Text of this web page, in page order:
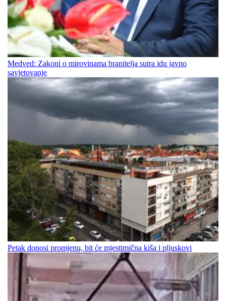
Medved: Zakoni o mirovinama branitelja sutra idu javno
savjetovanje
Petak donosi promjenu, bit će mjestimična kiša i pljuskovi